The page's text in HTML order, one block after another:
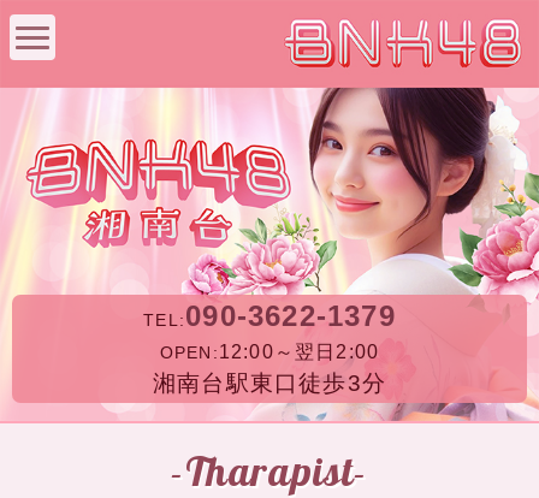
TEL: 090-3622-1379
OPEN: 12:00～翌日2:00
湘南台駅東口徒歩3分
-Tharapist-